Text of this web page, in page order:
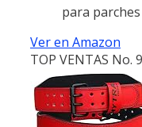
para
Ver en Amazon
TOP VENTAS No. 9